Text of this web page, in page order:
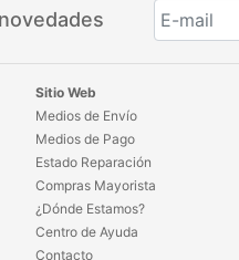
Sitio Web
Medios de Envío
Medios de Pago
Estado Reparación
Compras Mayorista
¿Dónde Estamos?
Centro de Ayuda
Contacto